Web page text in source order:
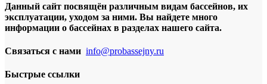
Данный сайт посвящён различным видам бассейнов, их
эксплуатации, уходом за ними. Вы найдете много
информации о бассейнах в разделах нашего сайта.
Связаться с нами info@probassejny.ru
Быстрые ссылки